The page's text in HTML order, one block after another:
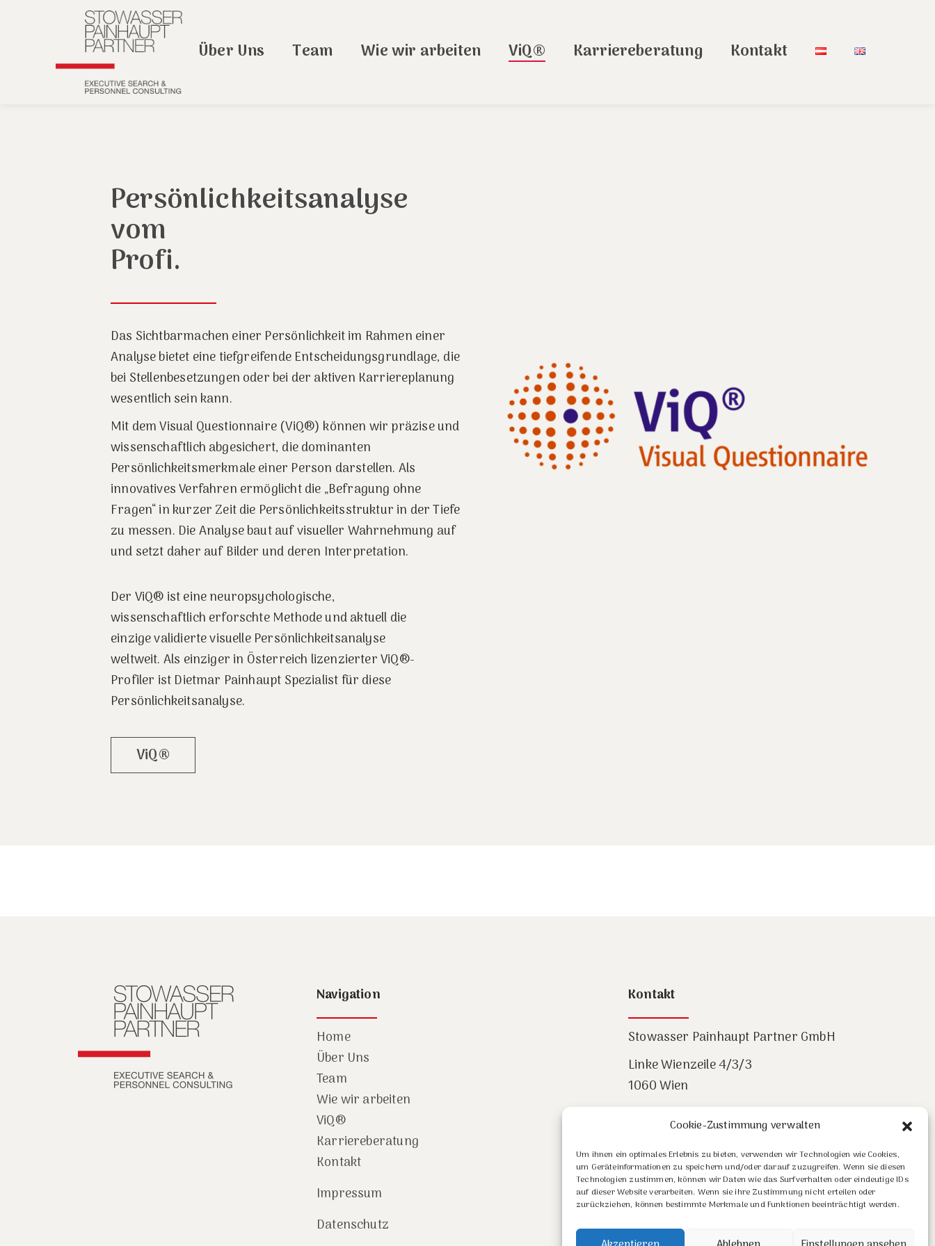
Cookie-Zustimmung verwalten
Um ihnen ein optimales Erlebnis zu bieten, verwenden wir Technologien wie Cookies,
um Geräteinformationen zu speichern und/oder darauf zuzugreifen. Wenn sie diesen
Technologien zustimmen, können wir Daten wie das Surfverhalten oder eindeutige IDs
auf dieser Website verarbeiten. Wenn sie ihre Zustimmung nicht erteilen oder
zurückziehen, können bestimmte Merkmale und Funktionen beeinträchtigt werden.
Über Uns Team Wie wir arbeiten ViQ® Karriereberatung Kontakt
Persönlichkeitsanalyse
vom
Profi.
Das Sichtbarmachen einer Persönlichkeit im Rahmen einer
Analyse bietet eine tiefgreifende Entscheidungsgrundlage, die
bei Stellenbesetzungen oder bei der aktiven Karriereplanung
wesentlich sein kann.
Mit dem Visual Questionnaire (ViQ®) können wir präzise und
wissenschaftlich abgesichert, die dominanten
Persönlichkeitsmerkmale einer Person darstellen. Als
innovatives Verfahren ermöglicht die „Befragung ohne
Fragen“ in kurzer Zeit die Persönlichkeitsstruktur in der Tiefe
zu messen. Die Analyse baut auf visueller Wahrnehmung auf
und setzt daher auf Bilder und deren Interpretation.
Der ViQ® ist eine neuropsychologische,
wissenschaftlich erforschte Methode und aktuell die
einzige validierte visuelle Persönlichkeitsanalyse
weltweit. Als einziger in Österreich lizenzierter ViQ®-
Profiler ist Dietmar Painhaupt Spezialist für diese
Persönlichkeitsanalyse.
ViQ®
Navigation
Home
Über Uns
Team
Wie wir arbeiten
ViQ®
Karriereberatung
Kontakt
Impressum
Datenschutz
Kontakt
Stowasser Painhaupt Partner GmbH
Linke Wienzeile 4/3/3
1060 Wien
Email: office@spup.at
LinkedIn
© Stowasser Painhaupt Partner - 2026